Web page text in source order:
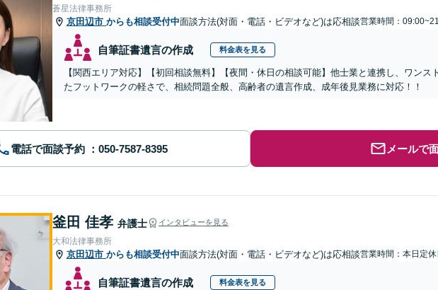
蒼星法律事務所
京田辺市 からも相談受付中面談方法(対面・電話・ビデオなど)は応相談営業時間：
自筆証書遺言の作成 料金表を見る
【関西エリア対応】【初回相談無料】【夜間・休日の相談可能】他士業と連携し、ワンス
たフットワークの軽さで、相続問題全般、高齢者の遺言作成、成年後見業務に対応！！
電話で面談予約 メールで
釜田 佳孝 弁護士 インタビューを見る
大和法律事務所
京田辺市 からも相談受付中面談方法(対面・電話・ビデオなど)は応相談営業時間：本日定休
自筆証書遺言の作成 料金表を見る